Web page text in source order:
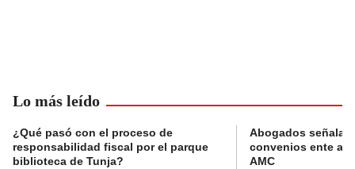
Lo más leído
¿Qué pasó con el proceso de
responsabilidad fiscal por el parque
biblioteca de Tunja?
Abogados
convenios ente
AMC